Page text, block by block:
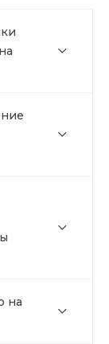
на